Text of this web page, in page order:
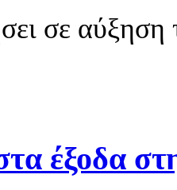
σε αύξηση
έξοδα